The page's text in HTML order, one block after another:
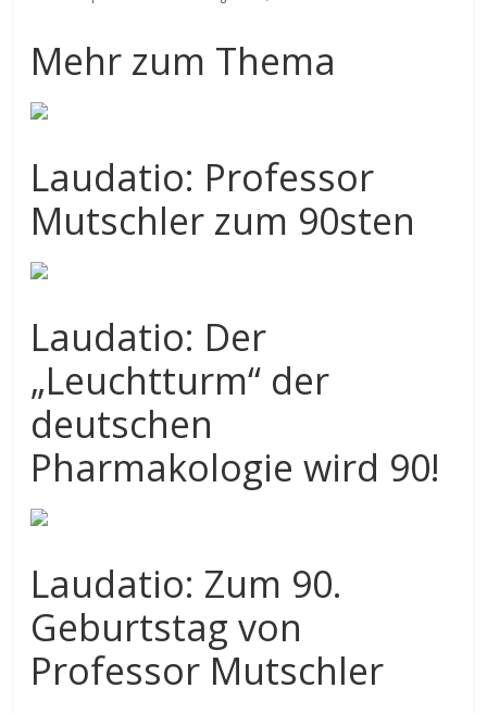
Mehr zum Thema
Laudatio: Professor
Mutschler zum 90sten
Laudatio: Der
„Leuchtturm“ der
deutschen
Pharmakologie wird 90!
Laudatio: Zum 90.
Geburtstag von
Professor Mutschler